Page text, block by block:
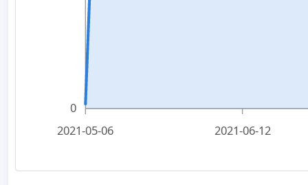
0
2021-05-06 2021-06-12